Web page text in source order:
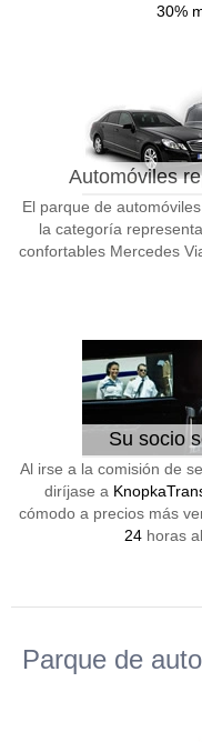
30%
Automóviles
El parque de
la categoría
confortables Mercedes
Su socio
Al irse a la comisión de
diríjase a
cómodo a precios más
24 horas
Parque de